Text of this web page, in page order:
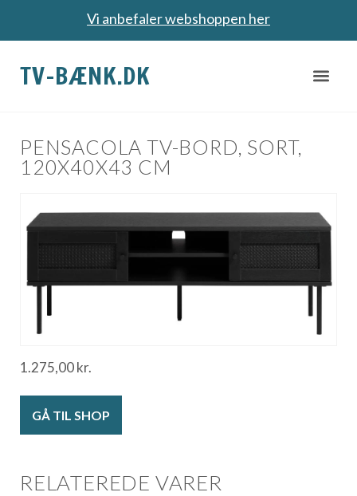
Vi anbefaler webshoppen her
TV-BÆNK.DK
PENSACOLA TV-BORD, SORT,
120X40X43 CM
1.275,00kr.
GÅ TIL SHOP
RELATEREDE VARER